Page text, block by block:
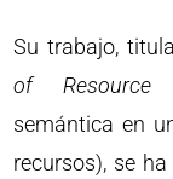
Su trabajo,
of Resource
semántica en
recursos), se